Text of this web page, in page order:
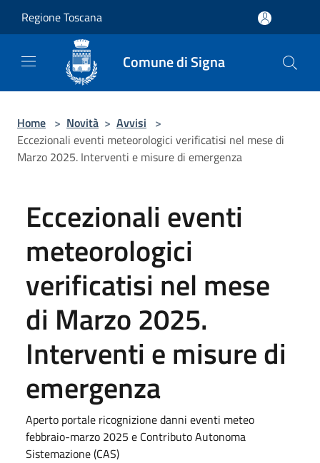
Regione Toscana
Comune di Signa
Home > Novità > Avvisi >
Eccezionali eventi meteorologici verificatisi nel mese di
Marzo 2025. Interventi e misure di emergenza
Eccezionali eventi
meteorologici
verificatisi nel mese
di Marzo 2025.
Interventi e misure di
emergenza
Aperto portale ricognizione danni eventi meteo
febbraio-marzo 2025 e Contributo Autonoma
Sistemazione (CAS)